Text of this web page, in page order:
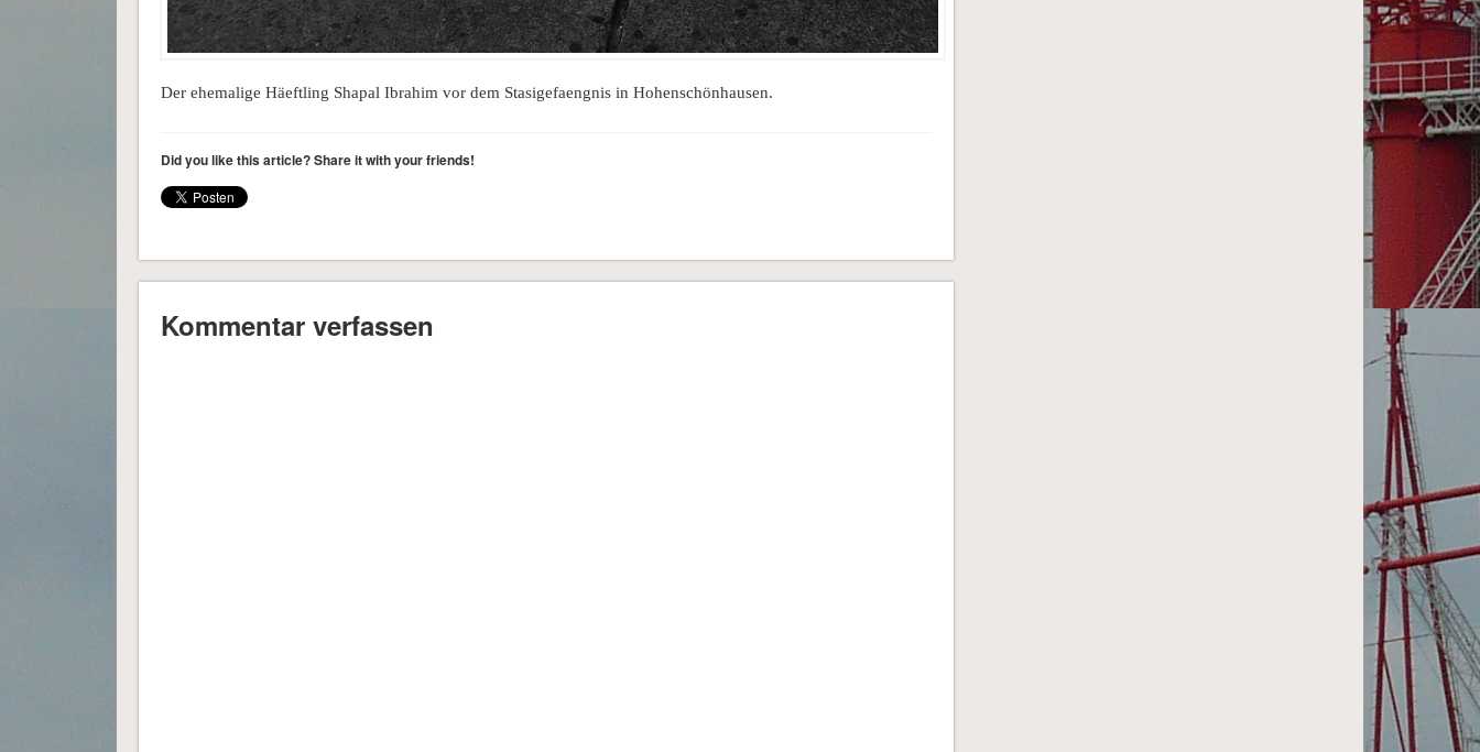
Der ehemalige Häeftling Shapal Ibrahim vor dem Stasigefaengnis in Hohenschönhausen.
Did you like this article? Share it with your friends!
Kommentar verfassen